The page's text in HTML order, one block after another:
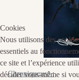
Chroniqueuse :
Cookies
Nous utilisons des
essentiels au
ce site et l’expérience
décider vous-même si